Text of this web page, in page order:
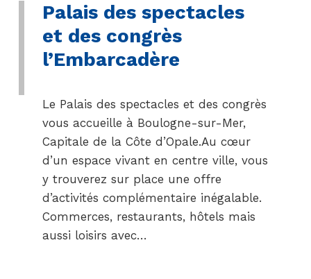
Palais des spectacles
et des congrès
l’Embarcadère
Le Palais des spectacles et des congrès
vous accueille à Boulogne-sur-Mer,
Capitale de la Côte d’Opale.Au cœur
d’un espace vivant en centre ville, vous
y trouverez sur place une offre
d’activités complémentaire inégalable.
Commerces, restaurants, hôtels mais
aussi loisirs avec…